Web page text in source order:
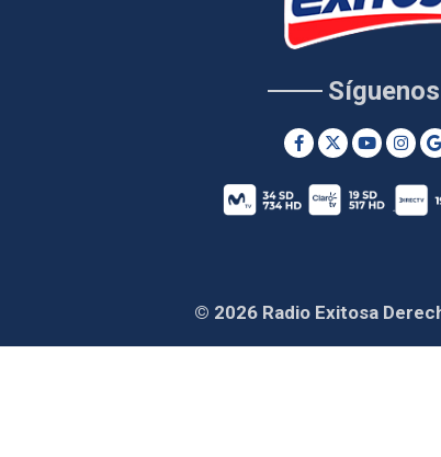
Síguenos
© 2026 Radio Exitosa